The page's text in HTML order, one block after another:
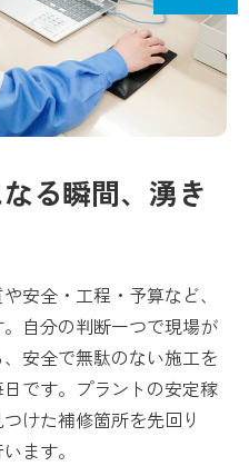
る瞬間、湧き
安全・工程・予算など、
自分の判断一つで現場が
安全で無駄のない施工を
です。プラントの安定稼
けた補修箇所を先回り
ます。